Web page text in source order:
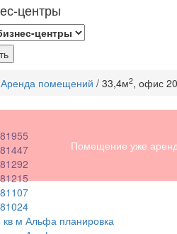
центры
Аренда помещений / 33,4м2, офис
Помещение уже